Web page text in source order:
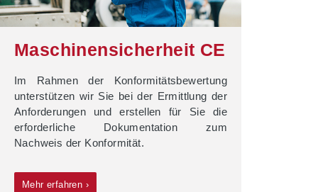
Maschinensicherheit CE
Im Rahmen der Konformitätsbewertung
unterstützen wir Sie bei der Ermittlung der
Anforderungen und erstellen für Sie die
erforderliche Dokumentation zum
Nachweis der Konformität.
Mehr erfahren ›